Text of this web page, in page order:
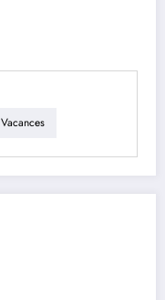
Vacances